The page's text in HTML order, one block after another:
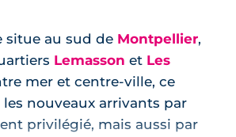
situe au sud de Montpellier,
Lemasson et Les
mer et centre-ville, ce
nouveaux arrivants par
privilégié, mais aussi par